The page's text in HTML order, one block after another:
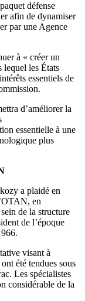
défense
afin de dynamiser
par une Agence
à « créer un
lequel les États
essentiels de
d’améliorer la
essentielle à une
plus
a plaidé en
en
de la structure
de l’époque
visant à
été tendues sous
Les spécialistes
considérable de la